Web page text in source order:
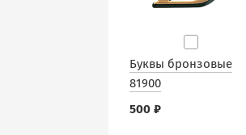
Буквы бронзовые
81900
500 ₽